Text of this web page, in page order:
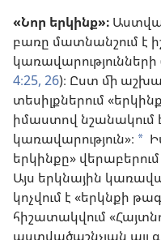
«Նոր երկինք»։
բառը մատնանշում է
կառավարությունների
4։25, 26)։ Ըստ մի
տեսիլքներում
իմաստով նշանակում
կառավարություն»։ a
երկինքը»
Այս երկնային
կոչվում է «երկնքի
հիշատակվում
աստվածաշնչյան այլ